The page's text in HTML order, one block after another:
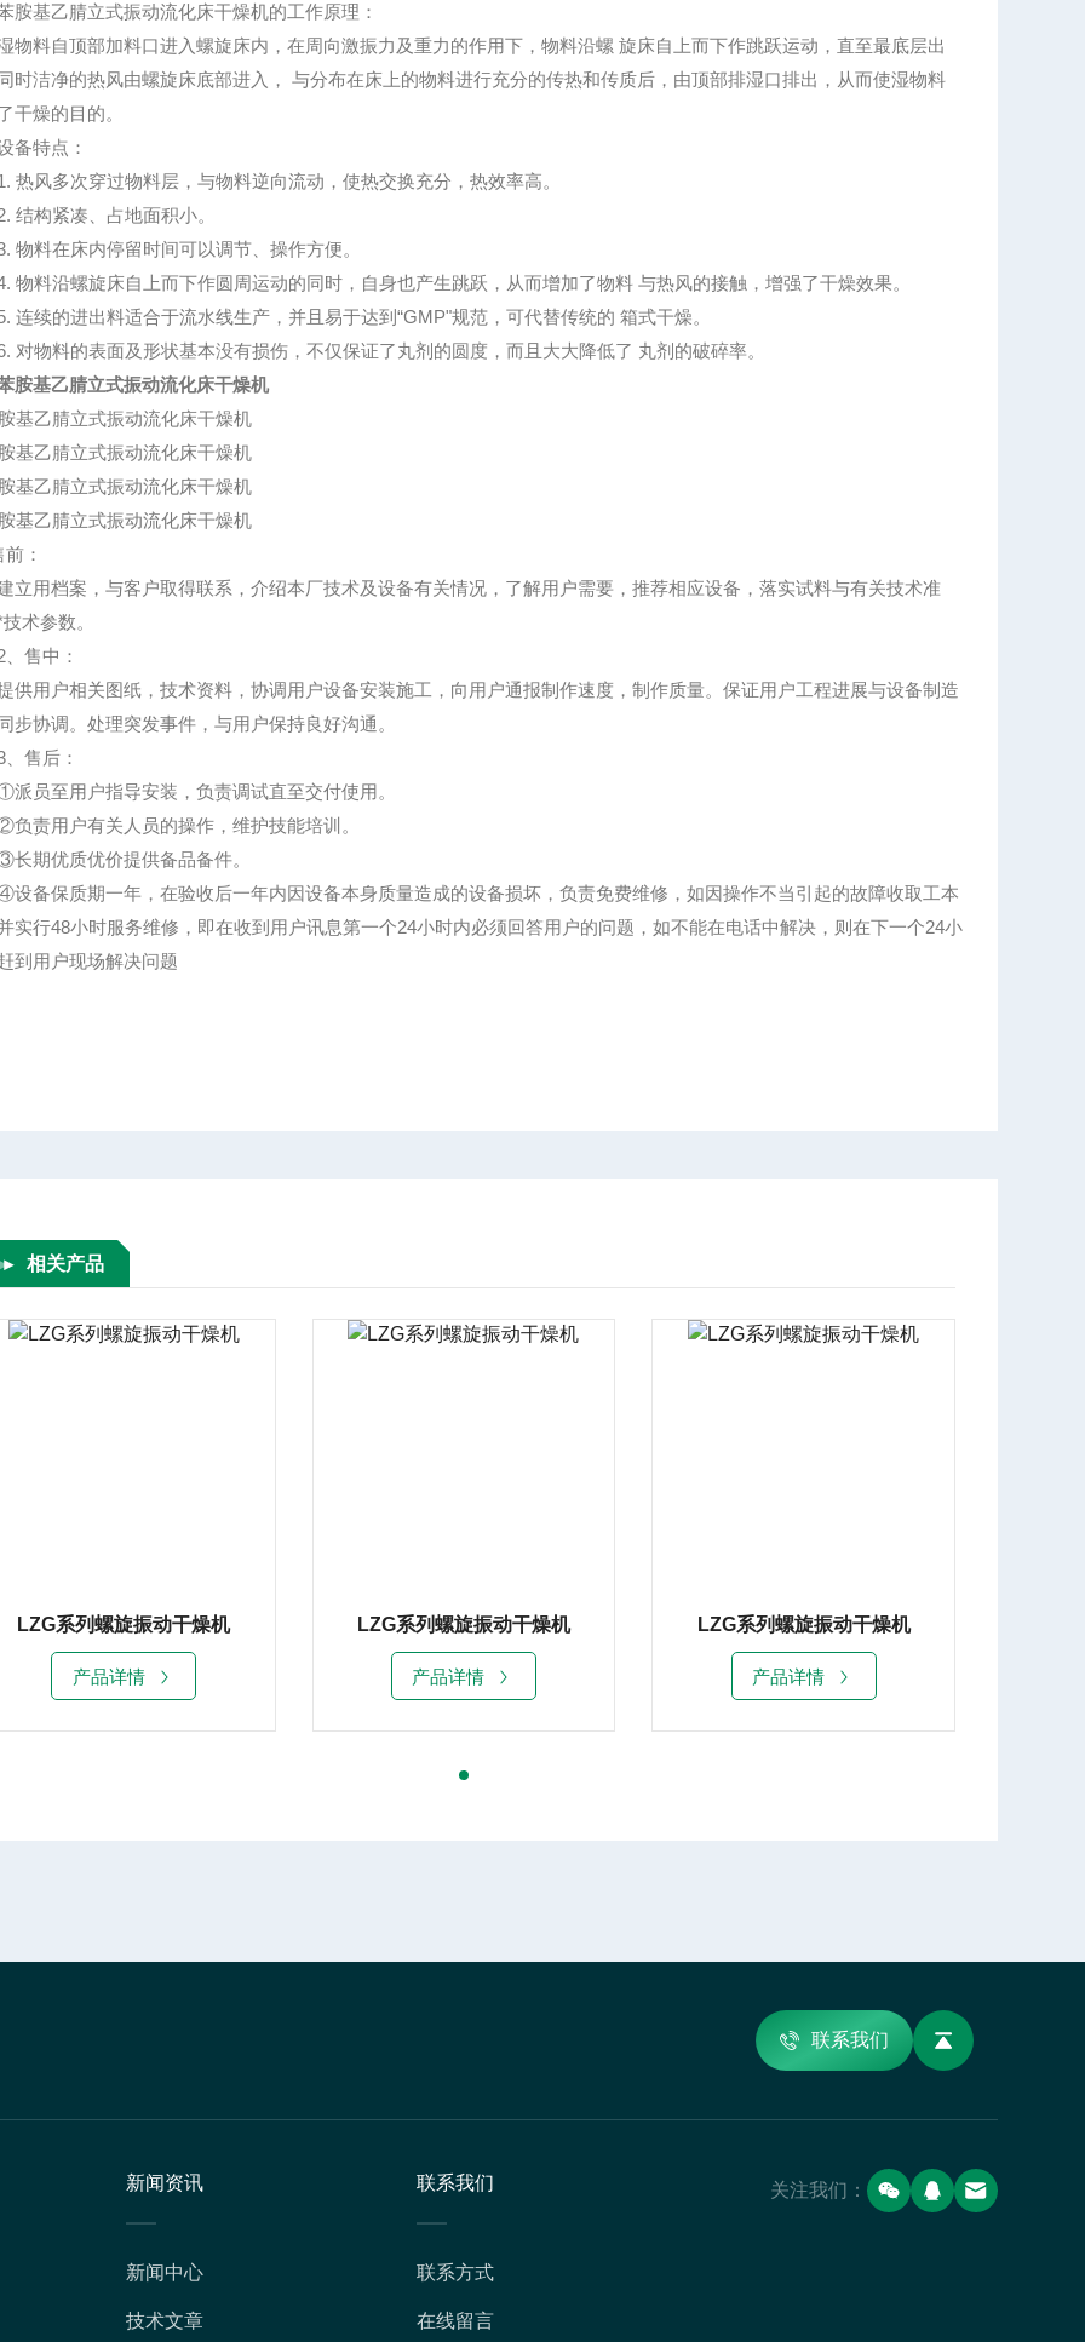
基乙腈立式振动流化床干燥机的工作原理：
料自顶部加料口进入螺旋床内，在周向激振力及重力的作用下，物料沿螺 旋床自上而下作跳跃运动，直至最底层出
时洁净的热风由螺旋床底部进入， 与分布在床上的物料进行充分的传热和传质后，由顶部排湿口排出，从而使湿物料
干燥的目的。
特点：
风多次穿过物料层，与物料逆向流动，使热交换充分，热效率高。
构紧凑、占地面积小。
料在床内停留时间可以调节、操作方便。
料沿螺旋床自上而下作圆周运动的同时，自身也产生跳跃，从而增加了物料 与热风的接触，增强了干燥效果。
续的进出料适合于流水线生产，并且易于达到“GMP"规范，可代替传统的 箱式干燥。
物料的表面及形状基本没有损伤，不仅保证了丸剂的圆度，而且大大降低了 丸剂的破碎率。
胺基乙腈立式振动流化床干燥机
：
用档案，与客户取得联系，介绍本厂技术及设备有关情况，了解用户需要，推荐相应设备，落实试料与有关技术准
术参数。
售中：
用户相关图纸，技术资料，协调用户设备安装施工，向用户通报制作速度，制作质量。保证用户工程进展与设备制造
步协调。处理突发事件，与用户保持良好沟通。
售后：
至用户指导安装，负责调试直至交付使用。
用户有关人员的操作，维护技能培训。
优质优价提供备品备件。
保质期一年，在验收后一年内因设备本身质量造成的设备损坏，负责免费维修，如因操作不当引起的故障收取工本
实行48小时服务维修，即在收到用户讯息第一个24小时内必须回答用户的问题，如不能在电话中解决，则在下一个24小
到用户现场解决问题
相关产品
LZG系列螺旋振动干燥机
产品详情
LZG系列螺旋振动干燥机
产品详情
LZG系列螺旋振动干燥机
产品详情
联系我们
新闻资讯
新闻中心
技术文章
联系我们
联系方式
在线留言
关注我们：